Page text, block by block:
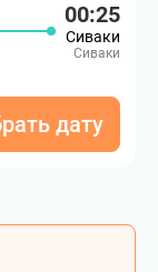
00:25
Сиваки
Сиваки
дату